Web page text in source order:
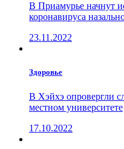
В Приамурье начнут
коронавируса
23.11.2022
Здоровье
В Хэйхэ опровергли
местном университете
17.10.2022